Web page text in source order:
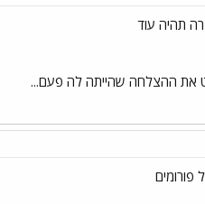
תהיה עוד
את ההצלחה שהייתה לה פעם...